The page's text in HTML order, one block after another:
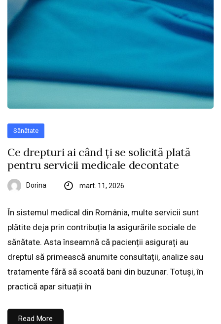
Sănătate
Ce drepturi ai când ți se solicită plată
pentru servicii medicale decontate
Dorina mart. 11, 2026
În sistemul medical din România, multe servicii sunt
plătite deja prin contribuția la asigurările sociale de
sănătate. Asta înseamnă că pacienții asigurați au
dreptul să primească anumite consultații, analize sau
tratamente fără să scoată bani din buzunar. Totuși, în
practică apar situații în
Read More